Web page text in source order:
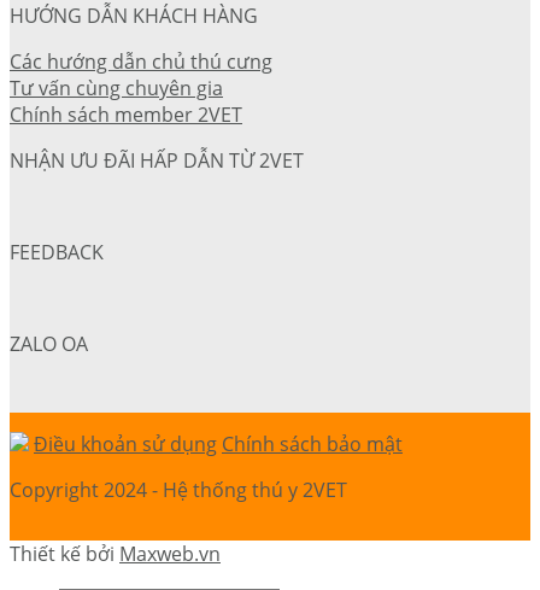
HƯỚNG DẪN KHÁCH HÀNG
Các hướng dẫn chủ thú cưng
Tư vấn cùng chuyên gia
Chính sách member 2VET
NHẬN ƯU ĐÃI HẤP DẪN TỪ 2VET
FEEDBACK
ZALO OA
Điều khoản sử dụng Chính sách bảo mật
Copyright 2024 - Hệ thống thú y 2VET
Thiết kế bởi Maxweb.vn